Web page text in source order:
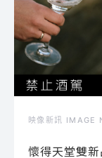
映像新訊 IMAGE
懷得天堂雙